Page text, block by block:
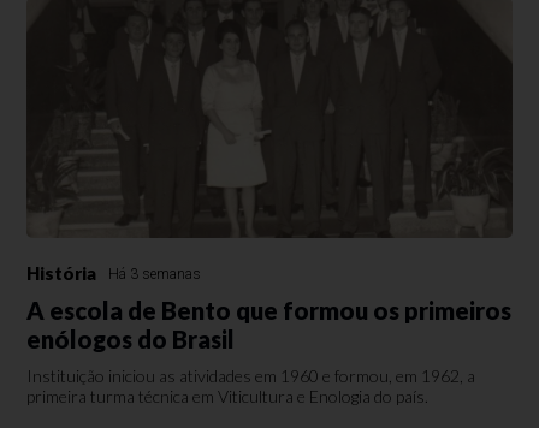
História Há 3 semanas
A escola de Bento que formou os primeiros
enólogos do Brasil
Instituição iniciou as atividades em 1960 e formou, em 1962, a
primeira turma técnica em Viticultura e Enologia do país.